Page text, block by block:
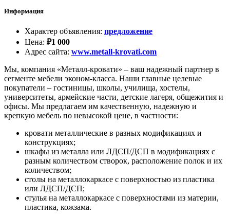
Информация
Характер объявления: предложение
Цена: ₽1 000
Адрес сайта: www.metall-krovati.com
Мы, компания «Металл-кровати» – ваш надежный партнер в
сегменте мебели эконом-класса. Наши главные целевые
покупатели – гостиницы, школы, училища, хостелы,
университеты, армейские части, детские лагеря, общежития и
офисы. Мы предлагаем им качественную, надежную и
крепкую мебель по невысокой цене, в частности:
кровати металлические в разных модификациях и
конструкциях;
шкафы из металла или ЛДСП/ДСП в модификациях с
разным количеством створок, расположение полок и их
количеством;
столы на металлокаркасе с поверхностью из пластика
или ЛДСП/ДСП;
стулья на металлокаркасе с поверхностями из материи,
пластика, кожзама.